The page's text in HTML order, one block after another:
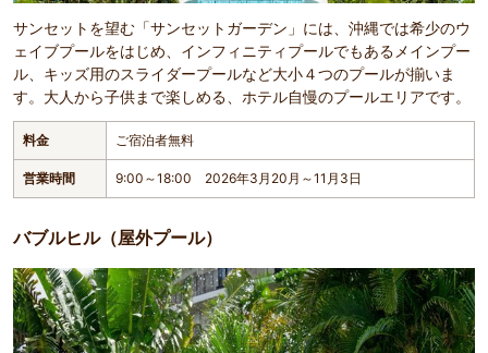
サンセットを望む「サンセットガーデン」には、沖縄では希少のウ
ェイブプールをはじめ、インフィニティプールでもあるメインプー
ル、キッズ用のスライダープールなど大小４つのプールが揃いま
す。大人から子供まで楽しめる、ホテル自慢のプールエリアです。
料金 ご宿泊者無料
営業時間 9:00～18:00 2026年3月20月～11月3日
バブルヒル（屋外プール）